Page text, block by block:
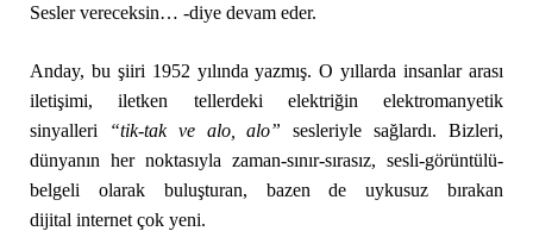
Sesler vereceksin… -diye devam eder.
Anday, bu şiiri 1952 yılında yazmış. O yıllarda insanlar arası
iletişimi, iletken tellerdeki elektriğin elektromanyetik
sinyalleri
“tik-tak ve alo, alo” sesleriyle sağlardı. Bizleri,
dünyanın her noktasıyla zaman-sınır-sırasız, sesli-görüntülü-
belgeli olarak buluşturan, bazen de uykusuz bırakan
dijital internet çok yeni.